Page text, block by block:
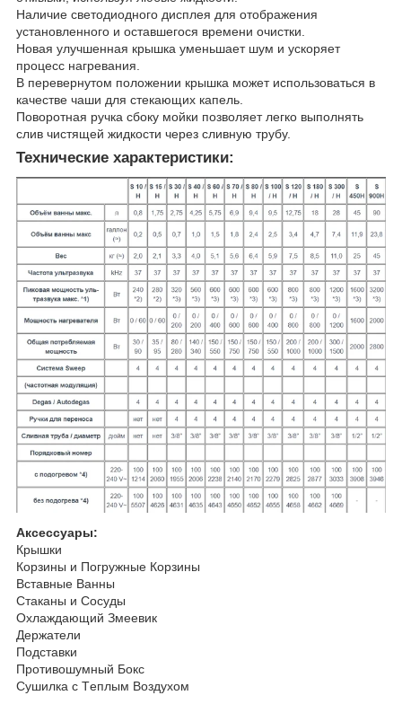
Наличие светодиодного дисплея для отображения
установленного и оставшегося времени очистки.
Новая улучшенная крышка уменьшает шум и ускоряет
процесс нагревания.
В перевернутом положении крышка может использоваться в
качестве чаши для стекающих капель.
Поворотная ручка сбоку мойки позволяет легко выполнять
слив чистящей жидкости через сливную трубу.
Технические характеристики:
Аксессуары:
Крышки
Корзины и Погружные Корзины
Вставные Ванны
Стаканы и Cосуды
Охлаждающий Змеевик
Держатели
Подставки
Противошумный Бокс
Сушилка с Tеплым Bоздухом